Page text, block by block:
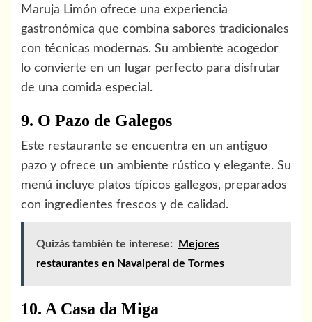
Maruja Limón ofrece una experiencia
gastronómica que combina sabores tradicionales
con técnicas modernas. Su ambiente acogedor
lo convierte en un lugar perfecto para disfrutar
de una comida especial.
9. O Pazo de Galegos
Este restaurante se encuentra en un antiguo
pazo y ofrece un ambiente rústico y elegante. Su
menú incluye platos típicos gallegos, preparados
con ingredientes frescos y de calidad.
Quizás también te interese:
Mejores
restaurantes en Navalperal de Tormes
10. A Casa da Miga